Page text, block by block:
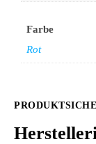
Farbe
Rot